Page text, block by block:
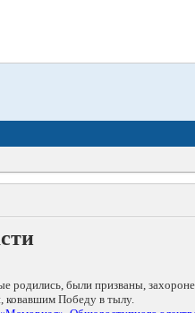
родились, были призваны,
ковавшим Победу в тылу.